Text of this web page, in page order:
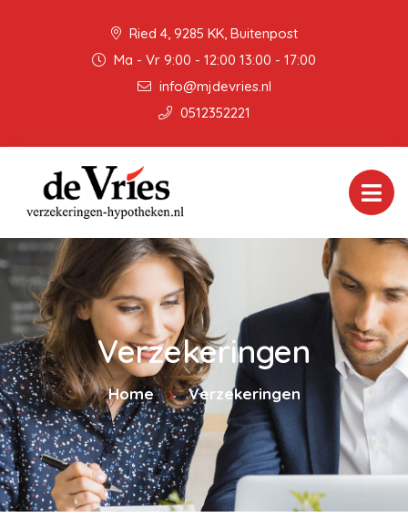
Ried 4, 9285 KK, Buitenpost
Ma - Vr 9:00 - 12:00 13:00 - 17:00
info@mjdevries.nl
0512352221
Verzekeringen
Home Verzekeringen